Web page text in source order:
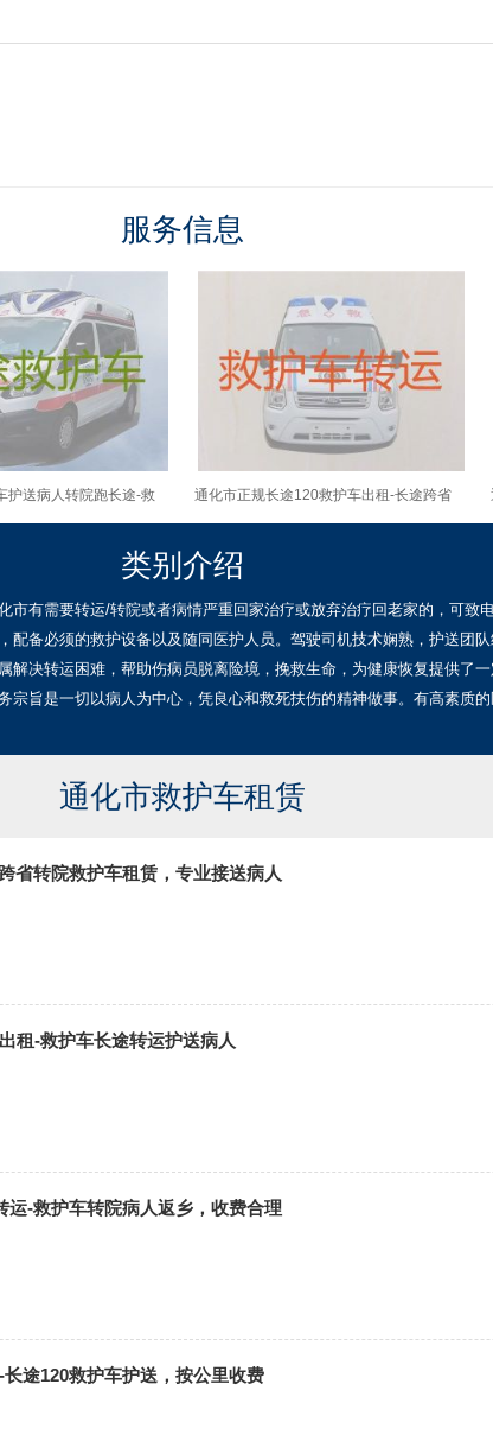
服务信息
护送病人转院跑长途-救
通化市正规长途120救护车出租-长途跨省
救护车租车服务
类别介绍
市有需要转运/转院或者病情严重回家治疗或放弃治疗回老家的，可致
备必须的救护设备以及随同医护人员。驾驶司机技术娴熟，护送团
决转运困难，帮助伤病员脱离险境，挽救生命，为健康恢复提供了
旨是一切以病人为中心，凭良心和救死扶伤的精神做事。有高素质
通化市救护车租赁
省转院救护车租赁，专业接送病人
租-救护车长途转运护送病人
运-救护车转院病人返乡，收费合理
途120救护车护送，按公里收费